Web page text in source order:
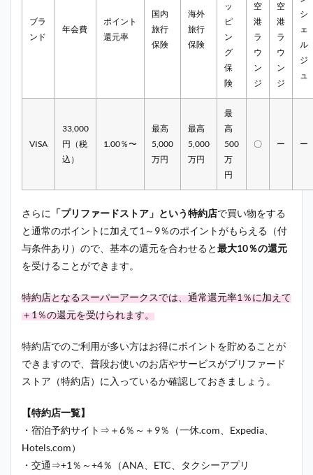
ブラ
ンド
年会費
ポイント
還元率
国内
旅行
保険
海外
旅行
保険
ッ
ピ
ン
グ
保
険
空
港
ラ
ウ
ン
ジ
空
港
ラ
ウ
ン
ジ
シ
ェ
ル
ジ
ュ
VISA
33,000
円（税
込）
1.00％〜
最高
5,000
万円
最高
5,000
万円
最
高
500
万
円
〇 ー ー
さらに 「プリファードストア」という特約店で買い物をする
と通常のポイントに加えて1～9％のポイントがもらえる（付
与条件あり）ので、基本の還元を合わせると最大10％の還元
を受けることができます。
特約店となるスーパーアークスでは、通常還元率1％に加えて
＋1％の還元を受けられます。
特約店でのご利用が多い方はお得にポイントを貯めることが
できますので、普段お使いのお店やサービスがプリファード
ストア（特約店）に入っているか確認しておきましょう。
【特約店一覧】
・宿泊予約サイト⇒＋6％～＋9％（一休.com、Expedia、
Hotels.com）
・交通⇒+1％～+4％（ANA、ETC、タクシーアプリ